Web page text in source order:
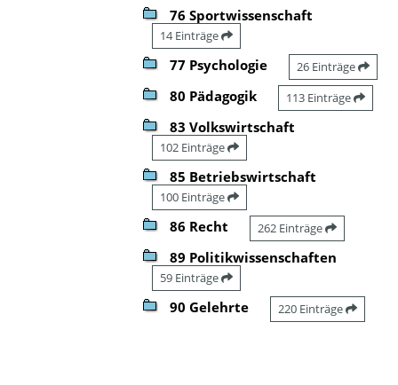
76 Sportwissenschaft
14 Einträge
77 Psychologie 26 Einträge
80 Pädagogik 113 Einträge
83 Volkswirtschaft
102 Einträge
85 Betriebswirtschaft
100 Einträge
86 Recht 262 Einträge
89 Politikwissenschaften
59 Einträge
90 Gelehrte 220 Einträge